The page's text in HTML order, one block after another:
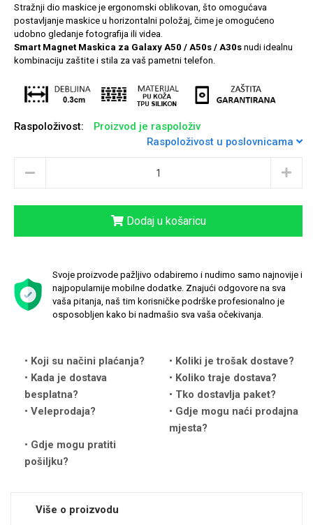
Stražnji dio maskice je ergonomski oblikovan, što omogućava
postavljanje maskice u horizontalni položaj, čime je omogućeno
udobno gledanje fotografija ili videa.
Smart Magnet Maskica za Galaxy A50 / A50s / A30s nudi idealnu
kombinaciju zaštite i stila za vaš pametni telefon.
Raspoloživost:
Proizvod je raspoloživ
Raspoloživost u poslovnicama
Dodaj u košaricu
Svoje proizvode pažljivo odabiremo i nudimo samo najnovije i
najpopularnije mobilne dodatke. Znajući odgovore na sva
vaša pitanja, naš tim korisničke podrške profesionalno je
osposobljen kako bi nadmašio sva vaša očekivanja.
Koji su načini plaćanja?
Koliki je trošak dostave?
Kada je dostava
besplatna?
Koliko traje dostava?
Tko dostavlja paket?
Veleprodaja?
Gdje mogu naći prodajna
mjesta?
Gdje mogu pratiti
pošiljku?
Više o proizvodu
Love motivi I Need Some Space
Quotes Collection Cirkus